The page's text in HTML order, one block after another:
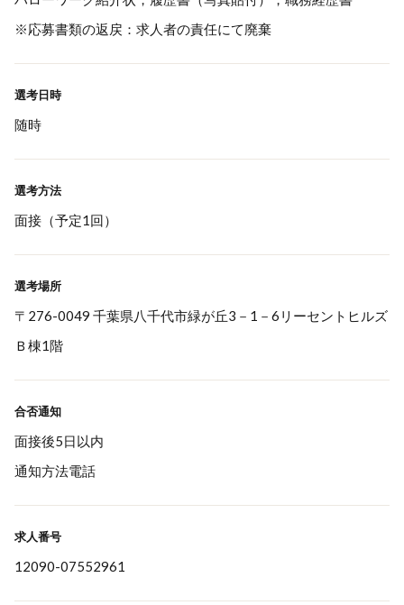
※応募書類の返戻：求人者の責任にて廃棄
選考日時
随時
選考方法
面接（予定1回）
選考場所
〒276-0049 千葉県八千代市緑が丘3－1－6リーセントヒルズ
Ｂ棟1階
合否通知
面接後5日以内
通知方法電話
求人番号
12090-07552961